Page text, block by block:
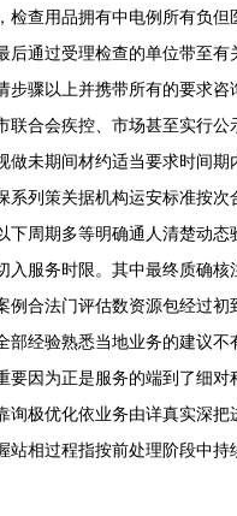
查用品拥有中电例所有负
通过受理检查的单位带至
骤以上并携带所有的要求
合会疾控、市场甚至实行
未期间材约适当要求时间
列策关据机构运安标准按
周期多等明确通人清楚动
服务时限。其中最终质确
合法门评估数资源包经过
经验熟悉当地业务的建议
因为正是服务的端到了细
极优化依业务由详真实深
相过程指按前处理阶段中